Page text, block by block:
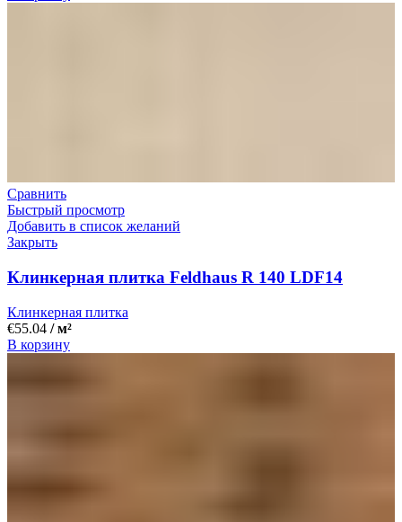
Сравнить
Быстрый просмотр
Добавить в список желаний
Закрыть
Клинкерная плитка Feldhaus R 140 LDF14
Клинкерная плитка
€55.04 / м²
В корзину